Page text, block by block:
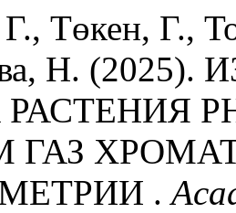
Г., Төкен, Г.,
Н.
ГАЗ
.